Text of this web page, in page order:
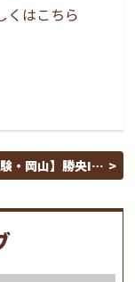
くはこちら
験・岡山】勝央IC
馬とスタッフさ
！ファーマーズ
でイチオシの癒